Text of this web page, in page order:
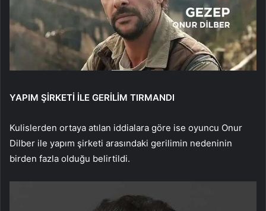
YAPIM ŞİRKETİ İLE GERİLİM TIRMANDI
Kulislerden ortaya atılan iddialara göre ise oyuncu Onur
Dilber ile yapım şirketi arasındaki gerilimin nedeninin
birden fazla olduğu belirtildi.